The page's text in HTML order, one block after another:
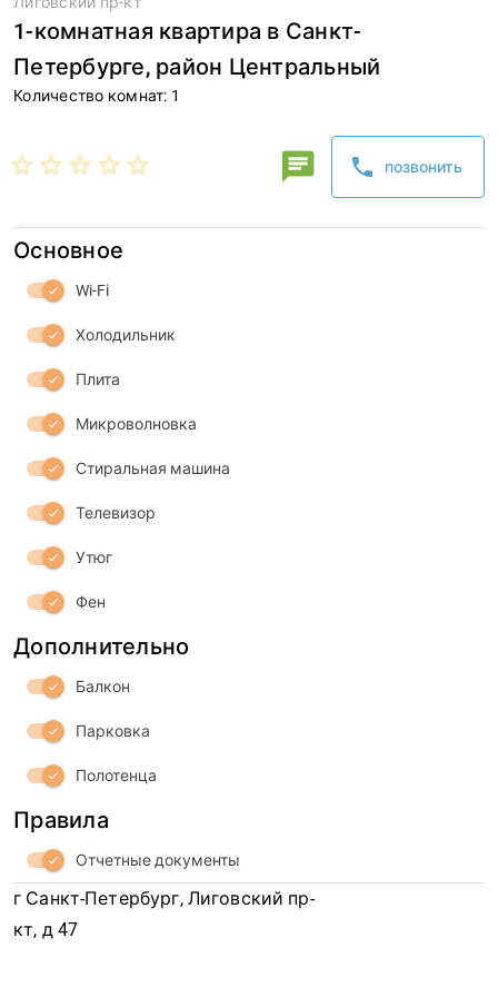
1-комнатная квартира в Санкт-
Петербурге, район Центральный
Количество комнат: 1
star_border star_border star_border star_border star_border chat phone позвонить
Основное
check Wi-Fi
check Холодильник
check Плита
check Микроволновка
check Стиральная машина
check Телевизор
check Утюг
check Фен
Дополнительно
check Балкон
check Парковка
check Полотенца
Правила
check Отчетные документы
г Санкт-Петербург, Лиговский пр-
кт, д 47